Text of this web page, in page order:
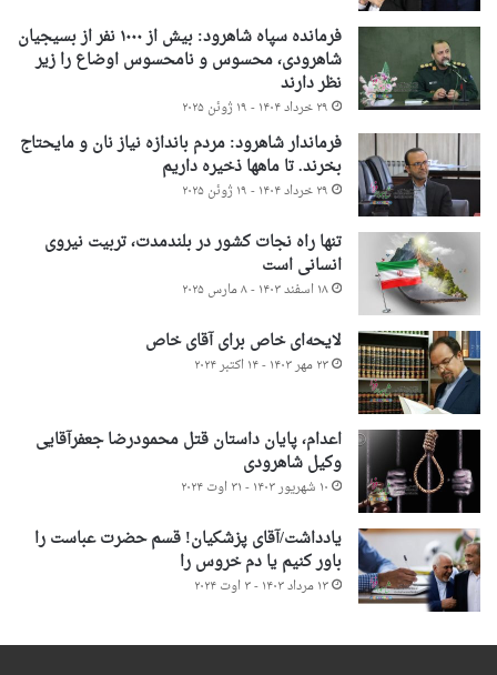
فرمانده سپاه شاهرود: بیش از ۱۰۰۰ نفر از بسیجیان
شاهرودی، محسوس و نامحسوس اوضاع را زیر
نظر دارند
۲۹ خرداد ۱۴۰۴ - ۱۹ ژوئن ۲۰۲۵
فرماندار شاهرود: مردم باندازه نیاز نان و مایحتاج
بخرند. تا ماهها ذخیره داریم
۲۹ خرداد ۱۴۰۴ - ۱۹ ژوئن ۲۰۲۵
تنها راه نجات کشور در بلندمدت، تربیت نیروی
انسانی است
۱۸ اسفند ۱۴۰۳ - ۸ مارس ۲۰۲۵
لایحه‌ای خاص برای آقای خاص
۲۳ مهر ۱۴۰۳ - ۱۴ اکتبر ۲۰۲۴
اعدام، پایان داستان قتل محمودرضا جعفرآقایی
وکیل شاهرودی
۱۰ شهریور ۱۴۰۳ - ۳۱ اوت ۲۰۲۴
یادداشت/آقای پزشکیان! قسم حضرت عباست را
باور کنیم یا دم خروس را
۱۳ مرداد ۱۴۰۳ - ۳ اوت ۲۰۲۴